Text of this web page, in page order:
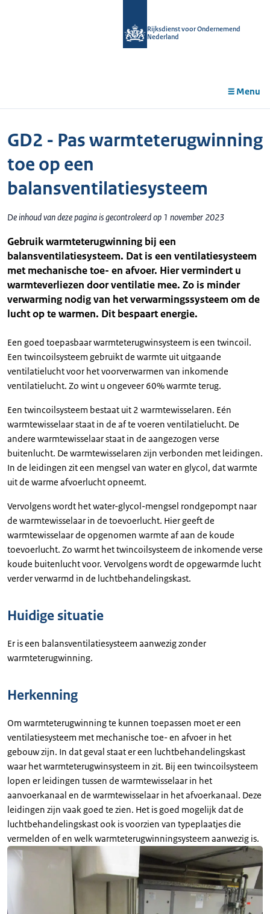
Rijksdienst voor Ondernemend
Nederland
Menu
GD2 - Pas warmteterugwinning
toe op een
balansventilatiesysteem
De inhoud van deze pagina is gecontroleerd op 1 november 2023
Gebruik warmteterugwinning bij een
balansventilatiesysteem. Dat is een ventilatiesysteem
met mechanische toe- en afvoer. Hier vermindert u
warmteverliezen door ventilatie mee. Zo is minder
verwarming nodig van het verwarmingssysteem om de
lucht op te warmen. Dit bespaart energie.
Een goed toepasbaar warmteterugwinsysteem is een twincoil.
Een twincoilsysteem gebruikt de warmte uit uitgaande
ventilatielucht voor het voorverwarmen van inkomende
ventilatielucht. Zo wint u ongeveer 60% warmte terug.
Een twincoilsysteem bestaat uit 2 warmtewisselaren. Eén
warmtewisselaar staat in de af te voeren ventilatielucht. De
andere warmtewisselaar staat in de aangezogen verse
buitenlucht. De warmtewisselaren zijn verbonden met leidingen.
In de leidingen zit een mengsel van water en glycol, dat warmte
uit de warme afvoerlucht opneemt.
Vervolgens wordt het water-glycol-mengsel rondgepompt naar
de warmtewisselaar in de toevoerlucht. Hier geeft de
warmtewisselaar de opgenomen warmte af aan de koude
toevoerlucht. Zo warmt het twincoilsysteem de inkomende verse
koude buitenlucht voor. Vervolgens wordt de opgewarmde lucht
verder verwarmd in de luchtbehandelingskast.
Huidige situatie
Er is een balansventilatiesysteem aanwezig zonder
warmteterugwinning.
Herkenning
Om warmteterugwinning te kunnen toepassen moet er een
ventilatiesysteem met mechanische toe- en afvoer in het
gebouw zijn. In dat geval staat er een luchtbehandelingskast
waar het warmteterugwinsysteem in zit. Bij een twincoilsysteem
lopen er leidingen tussen de warmtewisselaar in het
aanvoerkanaal en de warmtewisselaar in het afvoerkanaal. Deze
leidingen zijn vaak goed te zien. Het is goed mogelijk dat de
luchtbehandelingskast ook is voorzien van typeplaatjes die
vermelden of en welk warmteterugwinningsysteem aanwezig is.